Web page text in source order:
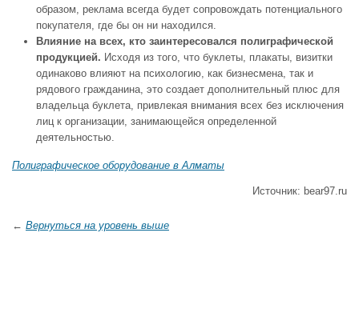
образом, реклама всегда будет сопровождать потенциального
покупателя, где бы он ни находился.
Влияние на всех, кто заинтересовался полиграфической
продукцией. Исходя из того, что буклеты, плакаты, визитки
одинаково влияют на психологию, как бизнесмена, так и
рядового гражданина, это создает дополнительный плюс для
владельца буклета, привлекая внимания всех без исключения
лиц к организации, занимающейся определенной
деятельностью.
Полиграфическое оборудование в Алматы
Источник: bear97.ru
← Вернуться на уровень выше